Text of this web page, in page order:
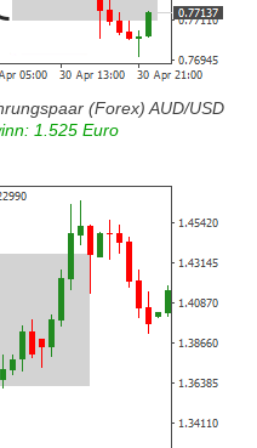
(Forex) AUD/USD
1.525 Euro